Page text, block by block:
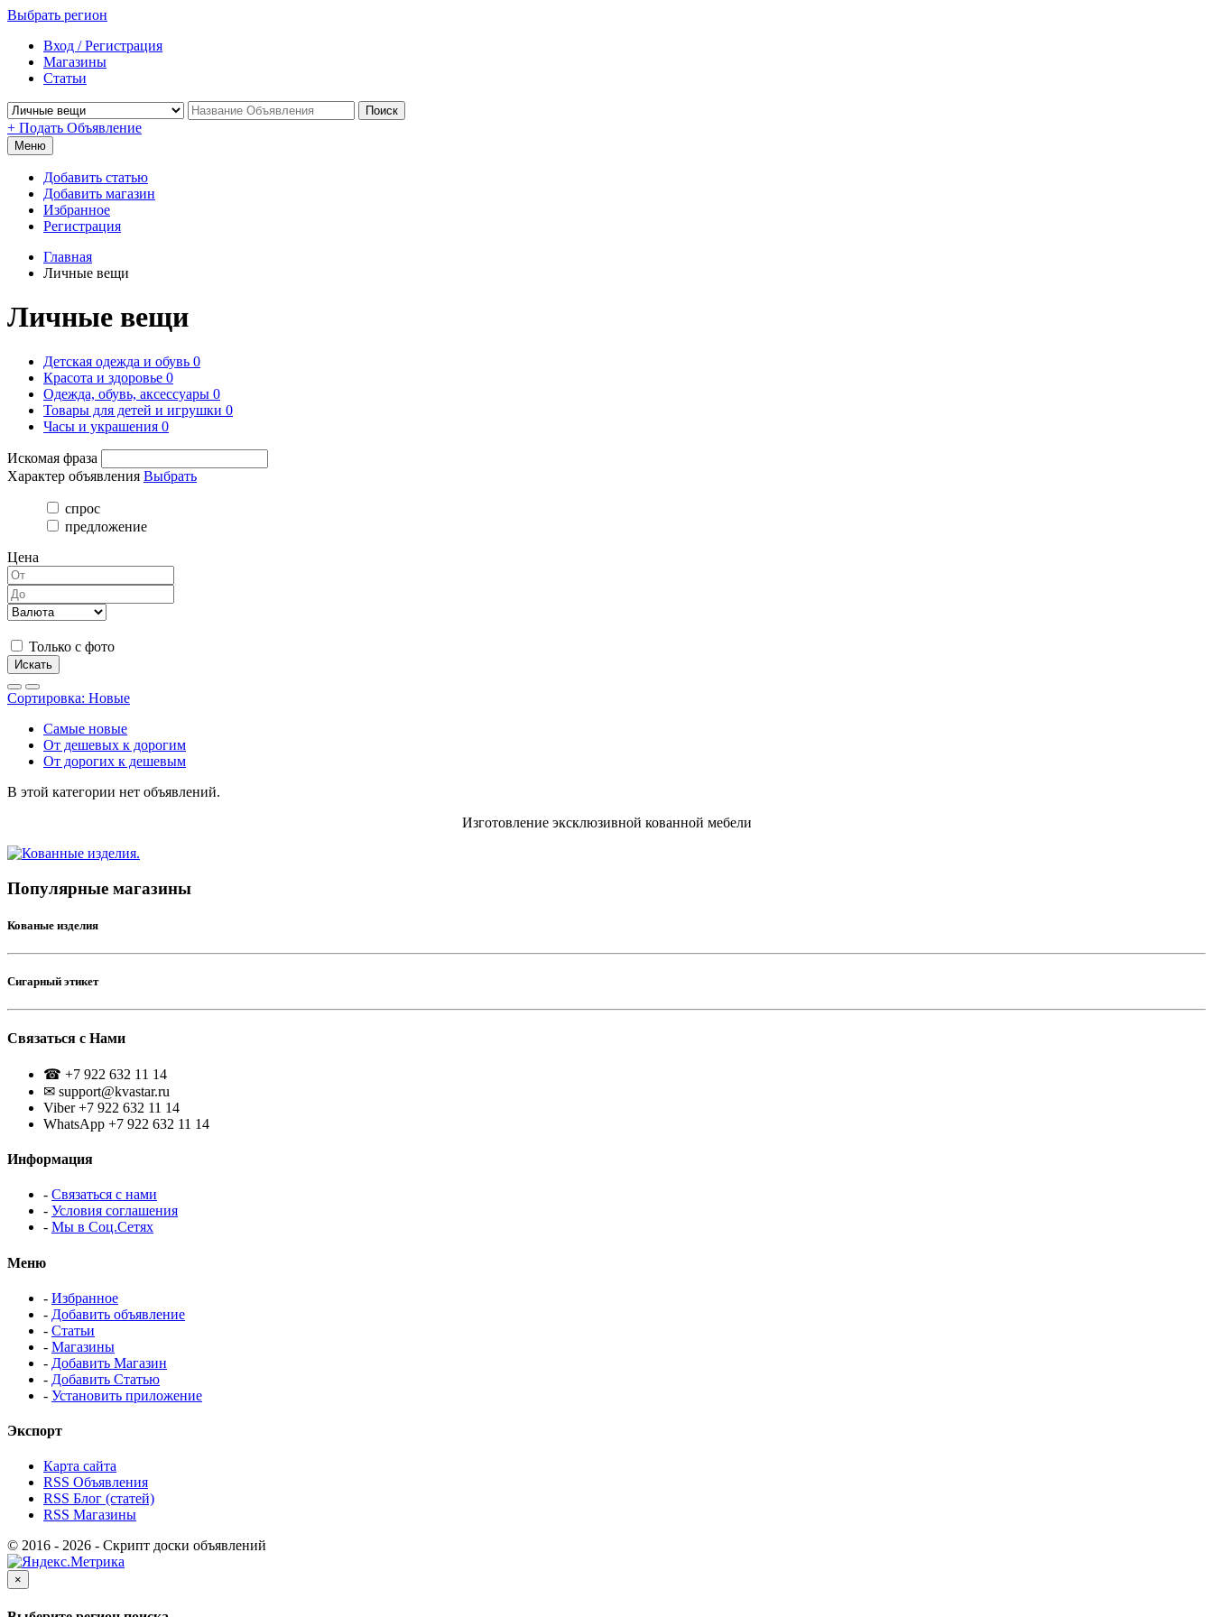
Выбрать регион
Вход / Регистрация
Магазины
Статьи
Поиск
+ Подать Объявление
Меню
Добавить статью
Добавить магазин
Избранное
Регистрация
Главная
Личные вещи
Личные вещи
Детская одежда и обувь 0
Красота и здоровье 0
Одежда, обувь, аксессуары 0
Товары для детей и игрушки 0
Часы и украшения 0
Искомая фраза
Характер объявления Выбрать
спрос
предложение
Цена
Только с фото
Искать
Сортировка: Новые
Самые новые
От дешевых к дорогим
От дорогих к дешевым
В этой категории нет объявлений.
Изготовление эксклюзивной кованной мебели
Популярные магазины
Кованые изделия
Сигарный этикет
Связаться с Нами
☎ +7 922 632 11 14
✉ support@kvastar.ru
Viber +7 922 632 11 14
WhatsApp +7 922 632 11 14
Информация
- Связаться с нами
- Условия соглашения
- Мы в Соц.Сетях
Меню
- Избранное
- Добавить объявление
- Статьи
- Магазины
- Добавить Магазин
- Добавить Статью
- Установить приложение
Экспорт
Карта сайта
RSS Объявления
RSS Блог (статей)
RSS Магазины
© 2016 - 2026 - Скрипт доски объявлений
×